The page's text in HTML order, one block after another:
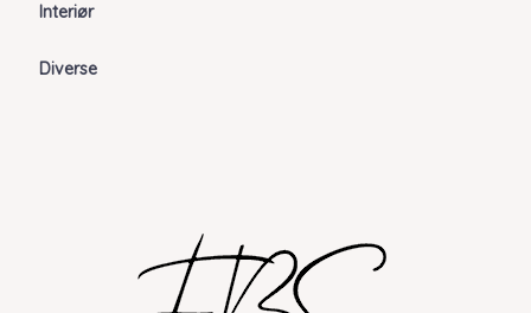
Interiør
Diverse